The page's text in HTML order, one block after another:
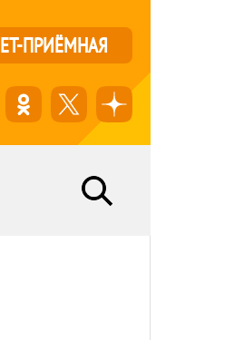
ПРИЁМНАЯ